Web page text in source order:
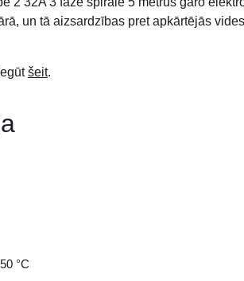
un tā aizsardzības pret apkārtējās
šeit.
°C